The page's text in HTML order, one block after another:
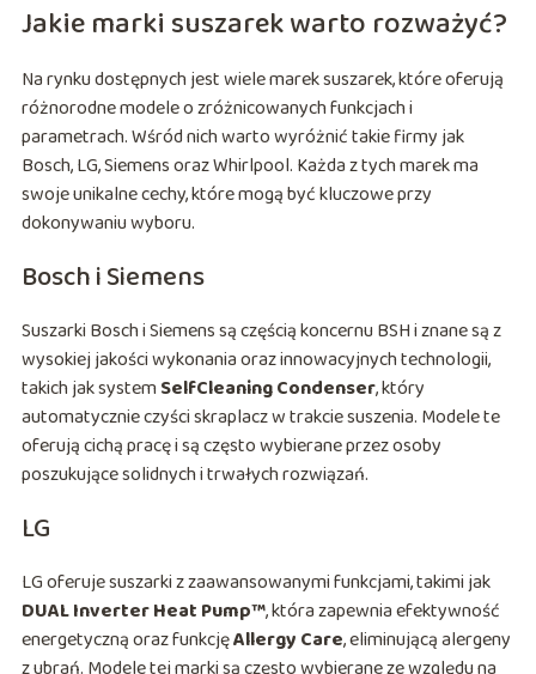
Jakie marki suszarek warto rozważyć?
Na rynku dostępnych jest wiele marek suszarek, które oferują
różnorodne modele o zróżnicowanych funkcjach i
parametrach. Wśród nich warto wyróżnić takie firmy jak
Bosch, LG, Siemens oraz Whirlpool. Każda z tych marek ma
swoje unikalne cechy, które mogą być kluczowe przy
dokonywaniu wyboru.
Bosch i Siemens
Suszarki Bosch i Siemens są częścią koncernu BSH i znane są z
wysokiej jakości wykonania oraz innowacyjnych technologii,
takich jak systemSelfCleaning Condenser, który
automatycznie czyści skraplacz w trakcie suszenia. Modele te
oferują cichą pracę i są często wybierane przez osoby
poszukujące solidnych i trwałych rozwiązań.
LG
LG oferuje suszarki z zaawansowanymi funkcjami, takimi jak
DUAL Inverter Heat Pump™, która zapewnia efektywność
energetyczną oraz funkcjęAllergy Care, eliminującą alergeny